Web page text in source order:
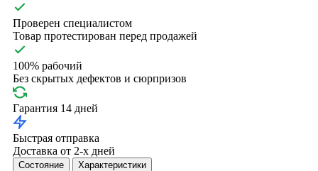
Проверен специалистом
Товар протестирован перед продажей
100% рабочий
Без скрытых дефектов и сюрпризов
Гарантия 14 дней
Быстрая отправка
Доставка от 2-х дней
Состояние Характеристики